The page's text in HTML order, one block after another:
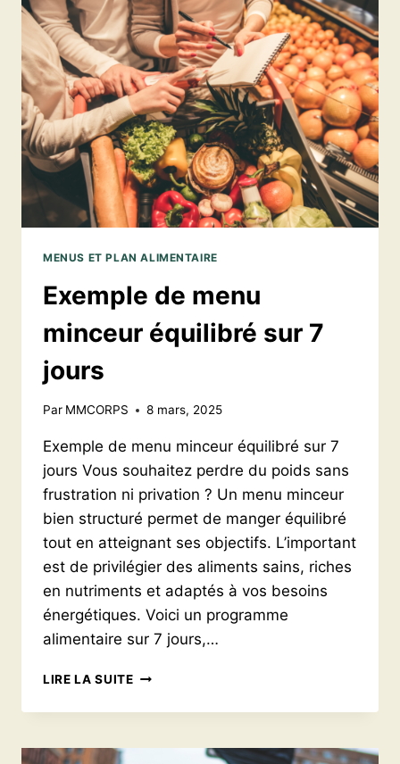
BRÛLER
UN
MAXIMUM
DE
CALORIES
MENUS ET PLAN ALIMENTAIRE
Exemple de menu
minceur équilibré sur 7
jours
Par MMCORPS 8 mars, 2025
Exemple de menu minceur équilibré sur 7
jours Vous souhaitez perdre du poids sans
frustration ni privation ? Un menu minceur
bien structuré permet de manger équilibré
tout en atteignant ses objectifs. L’important
est de privilégier des aliments sains, riches
en nutriments et adaptés à vos besoins
énergétiques. Voici un programme
alimentaire sur 7 jours,…
LIRE LA SUITEEXEMPLE
MENU
ÉQUILIBRÉ